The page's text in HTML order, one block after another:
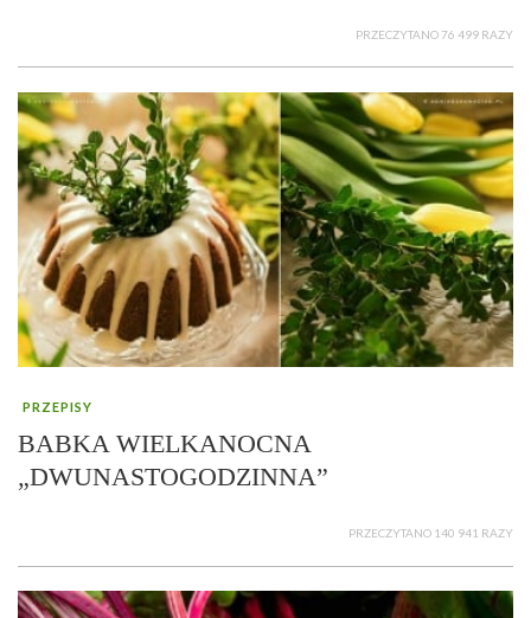
PRZECZYTANO 76 499 RAZY
PRZEPISY
BABKA WIELKANOCNA
„DWUNASTOGODZINNA”
PRZECZYTANO 140 941 RAZY